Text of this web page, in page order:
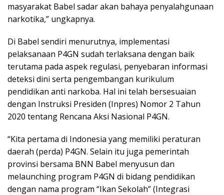
masyarakat Babel sadar akan bahaya penyalahgunaan
narkotika,” ungkapnya.
Di Babel sendiri menurutnya, implementasi
pelaksanaan P4GN sudah terlaksana dengan baik
terutama pada aspek regulasi, penyebaran informasi
deteksi dini serta pengembangan kurikulum
pendidikan anti narkoba. Hal ini telah bersesuaian
dengan Instruksi Presiden (Inpres) Nomor 2 Tahun
2020 tentang Rencana Aksi Nasional P4GN.
“Kita pertama di Indonesia yang memiliki peraturan
daerah (perda) P4GN. Selain itu juga pemerintah
provinsi bersama BNN Babel menyusun dan
melaunching program P4GN di bidang pendidikan
dengan nama program “Ikan Sekolah” (Integrasi